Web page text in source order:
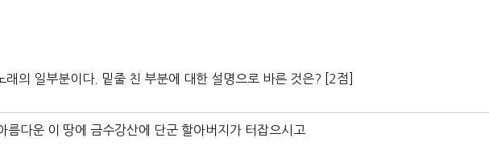
의 일부분이다. 밑줄 친 부분에 대한 설명으로 바른 것은? [2점]
름다운 이 땅에 금수강산에 단군 할아버지가 터잡으시고